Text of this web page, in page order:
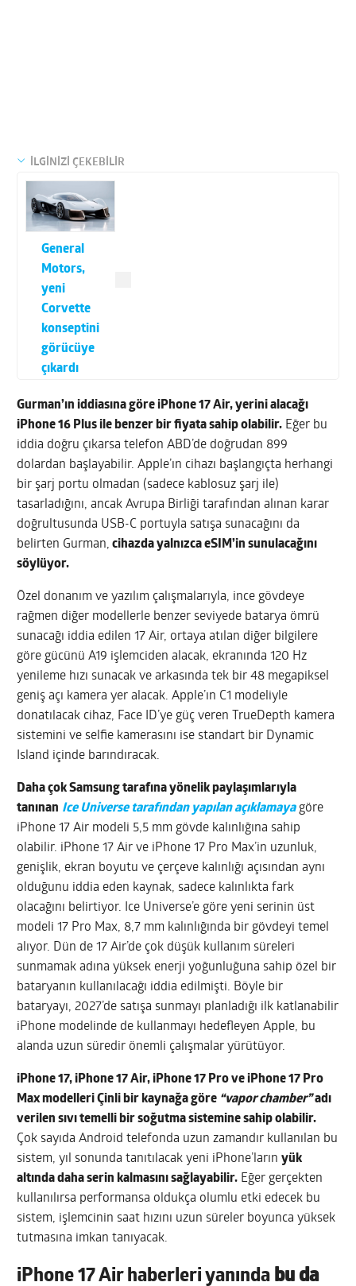
İLGİNİZİ ÇEKEBİLİR
General
Motors,
yeni
Corvette
konseptini
görücüye
çıkardı
Gurman’ın iddiasına göre iPhone 17 Air, yerini alacağı
iPhone 16 Plus ile benzer bir fiyata sahip olabilir. Eğer bu
iddia doğru çıkarsa telefon ABD’de doğrudan 899
dolardan başlayabilir. Apple’ın cihazı başlangıçta herhangi
bir şarj portu olmadan (sadece kablosuz şarj ile)
tasarladığını, ancak Avrupa Birliği tarafından alınan karar
doğrultusunda USB-C portuyla satışa sunacağını da
belirten Gurman, cihazda yalnızca eSIM’in sunulacağını
söylüyor.
Özel donanım ve yazılım çalışmalarıyla, ince gövdeye
rağmen diğer modellerle benzer seviyede batarya ömrü
sunacağı iddia edilen 17 Air, ortaya atılan diğer bilgilere
göre gücünü A19 işlemciden alacak, ekranında 120 Hz
yenileme hızı sunacak ve arkasında tek bir 48 megapiksel
geniş açı kamera yer alacak. Apple’ın C1 modeliyle
donatılacak cihaz, Face ID’ye güç veren TrueDepth kamera
sistemini ve selfie kamerasını ise standart bir Dynamic
Island içinde barındıracak.
Daha çok Samsung tarafına yönelik paylaşımlarıyla
tanınan Ice Universe tarafından yapılan açıklamayagöre
iPhone 17 Air modeli 5,5 mm gövde kalınlığına sahip
olabilir. iPhone 17 Air ve iPhone 17 Pro Max’in uzunluk,
genişlik, ekran boyutu ve çerçeve kalınlığı açısından aynı
olduğunu iddia eden kaynak, sadece kalınlıkta fark
olacağını belirtiyor. Ice Universe’e göre yeni serinin üst
modeli 17 Pro Max, 8,7 mm kalınlığında bir gövdeyi temel
alıyor. Dün de 17 Air’de çok düşük kullanım süreleri
sunmamak adına yüksek enerji yoğunluğuna sahip özel bir
bataryanın kullanılacağı iddia edilmişti. Böyle bir
bataryayı, 2027’de satışa sunmayı planladığı ilk katlanabilir
iPhone modelinde de kullanmayı hedefleyen Apple, bu
alanda uzun süredir önemli çalışmalar yürütüyor.
iPhone 17‌, ‌iPhone 17‌ Air, ‌iPhone 17‌ Pro ve ‌iPhone 17‌ Pro
Max modelleri Çinli bir kaynağa göre “vapor chamber”adı
verilen sıvı temelli bir soğutma sistemine sahip olabilir.
Çok sayıda Android telefonda uzun zamandır kullanılan bu
sistem, yıl sonunda tanıtılacak yeni iPhone’larınyük
altında daha serin kalmasını sağlayabilir. Eğer gerçekten
kullanılırsa performansa oldukça olumlu etki edecek bu
sistem, işlemcinin saat hızını uzun süreler boyunca yüksek
tutmasına imkan tanıyacak.
iPhone 17 Air haberleri yanında bu da